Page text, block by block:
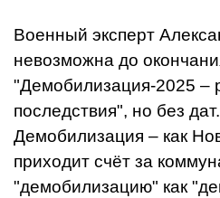
Военный эксперт
невозможна до
"Демобилизация-2025 –
последствия", но без
Демобилизация – как
приходит счёт за
"демобилизацию" как